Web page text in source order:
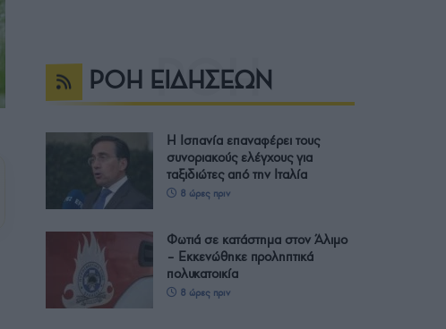
ΡΟΗ ΕΙΔΗΣΕΩΝ
Η Ισπανία επαναφέρει τους
συνοριακούς ελέγχους για
ταξιδιώτες από την Ιταλία
8 ώρες πριν
Φωτιά σε κατάστημα στον Άλιμο
– Εκκενώθηκε προληπτικά
πολυκατοικία
8 ώρες πριν